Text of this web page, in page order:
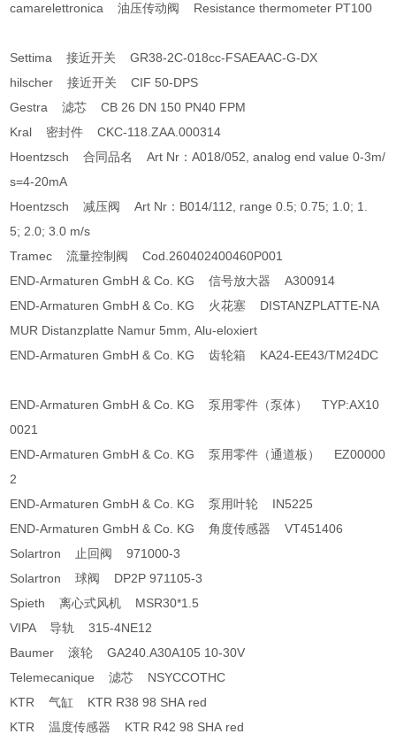
camarelettronica 油压传动阀 Resistance thermometer PT100
Settima 接近开关 GR38-2C-018cc-FSAEAAC-G-DX
hilscher 接近开关 CIF 50-DPS
Gestra 滤芯 CB 26 DN 150 PN40 FPM
Kral 密封件 CKC-118.ZAA.000314
Hoentzsch 合同品名 Art Nr：A018/052, analog end value 0-3m/
s=4-20mA
Hoentzsch 减压阀 Art Nr：B014/112, range 0.5; 0.75; 1.0; 1.
5; 2.0; 3.0 m/s
Tramec 流量控制阀 Cod.260402400460P001
END-Armaturen GmbH & Co. KG 信号放大器 A300914
END-Armaturen GmbH & Co. KG 火花塞 DISTANZPLATTE-NA
MUR Distanzplatte Namur 5mm, Alu-eloxiert
END-Armaturen GmbH & Co. KG 齿轮箱 KA24-EE43/TM24DC
END-Armaturen GmbH & Co. KG 泵用零件（泵体） TYP:AX10
0021
END-Armaturen GmbH & Co. KG 泵用零件（通道板） EZ00000
2
END-Armaturen GmbH & Co. KG 泵用叶轮 IN5225
END-Armaturen GmbH & Co. KG 角度传感器 VT451406
Solartron 止回阀 971000-3
Solartron 球阀 DP2P 971105-3
Spieth 离心式风机 MSR30*1.5
VIPA 导轨 315-4NE12
Baumer 滚轮 GA240.A30A105 10-30V
Telemecanique 滤芯 NSYCCOTHC
KTR 气缸 KTR R38 98 SHA red
KTR 温度传感器 KTR R42 98 SHA red